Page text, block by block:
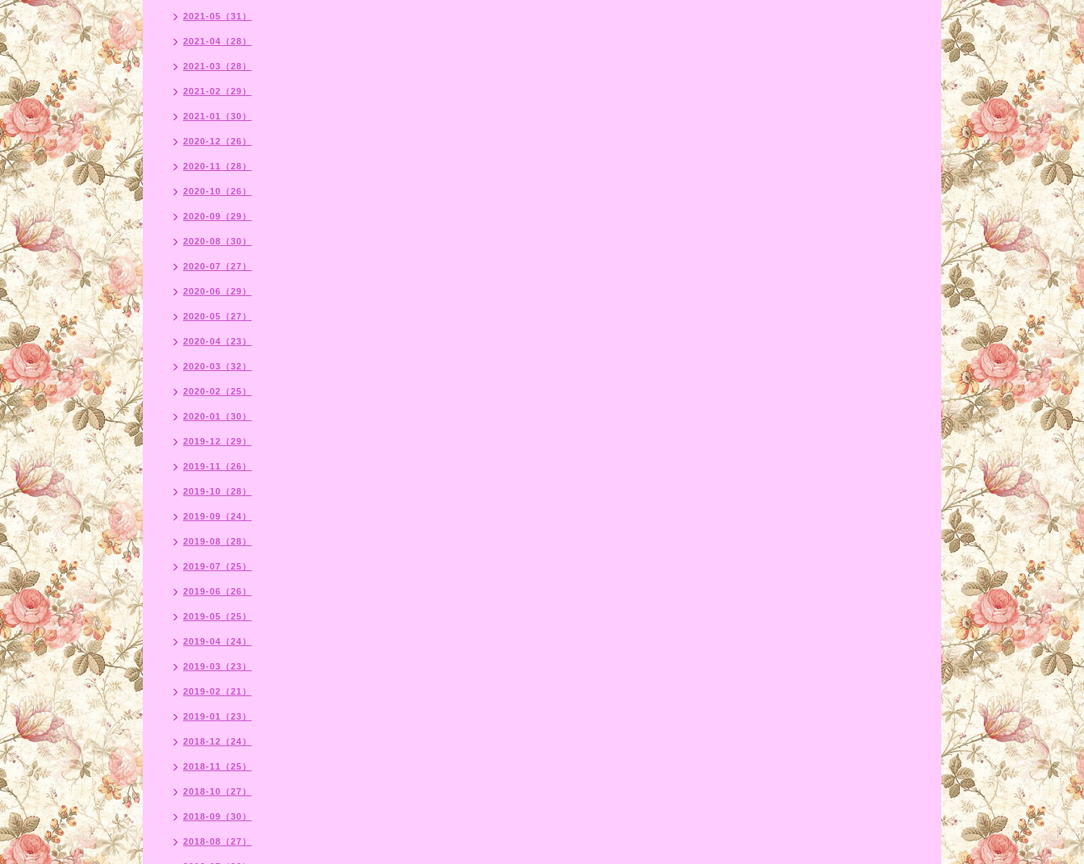
2021-05（31）
2021-04（28）
2021-03（28）
2021-02（29）
2021-01（30）
2020-12（26）
2020-11（28）
2020-10（26）
2020-09（29）
2020-08（30）
2020-07（27）
2020-06（29）
2020-05（27）
2020-04（23）
2020-03（32）
2020-02（25）
2020-01（30）
2019-12（29）
2019-11（26）
2019-10（28）
2019-09（24）
2019-08（28）
2019-07（25）
2019-06（26）
2019-05（25）
2019-04（24）
2019-03（23）
2019-02（21）
2019-01（23）
2018-12（24）
2018-11（25）
2018-10（27）
2018-09（30）
2018-08（27）